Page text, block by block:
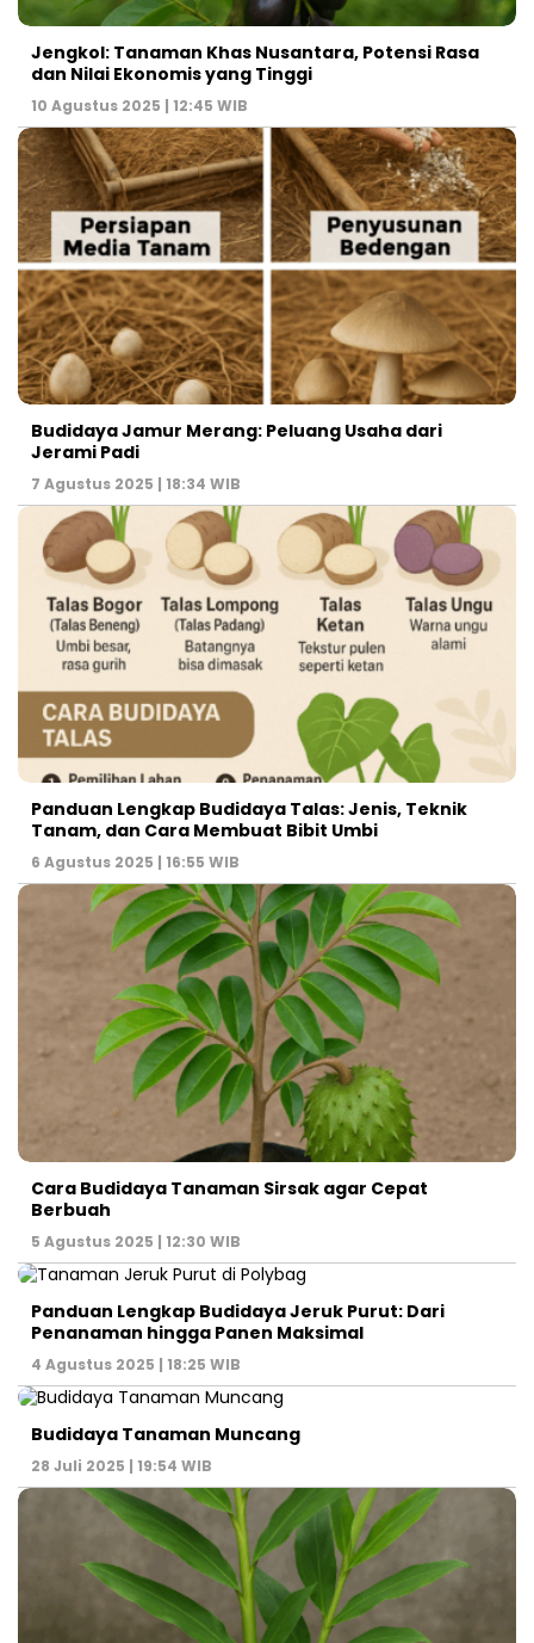
Jengkol: Tanaman Khas Nusantara, Potensi Rasa
dan Nilai Ekonomis yang Tinggi
10 Agustus 2025 | 12:45 WIB
Budidaya Jamur Merang: Peluang Usaha dari
Jerami Padi
7 Agustus 2025 | 18:34 WIB
Panduan Lengkap Budidaya Talas: Jenis, Teknik
Tanam, dan Cara Membuat Bibit Umbi
6 Agustus 2025 | 16:55 WIB
Cara Budidaya Tanaman Sirsak agar Cepat
Berbuah
5 Agustus 2025 | 12:30 WIB
Panduan Lengkap Budidaya Jeruk Purut: Dari
Penanaman hingga Panen Maksimal
4 Agustus 2025 | 18:25 WIB
Budidaya Tanaman Muncang
28 Juli 2025 | 19:54 WIB